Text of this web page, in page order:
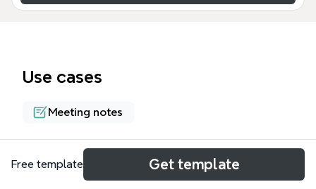
Use cases
Meeting notes
About
Free template Get template